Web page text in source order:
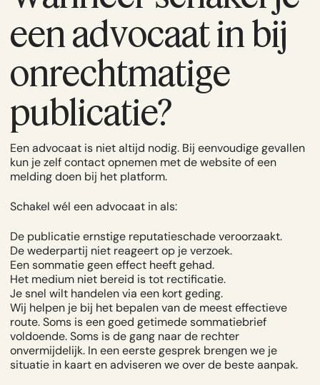
een advocaat in bij
onrechtmatige
publicatie?
Een advocaat is niet altijd nodig. Bij eenvoudige gevallen
kun je zelf contact opnemen met de website of een
melding doen bij het platform.
Schakel wél een advocaat in als:
De publicatie ernstige reputatieschade veroorzaakt.
De wederpartij niet reageert op je verzoek.
Een sommatie geen effect heeft gehad.
Het medium niet bereid is tot rectificatie.
Je snel wilt handelen via een kort geding.
Wij helpen je bij het bepalen van de meest effectieve
route. Soms is een goed getimede sommatiebrief
voldoende. Soms is de gang naar de rechter
onvermijdelijk. In een eerste gesprek brengen we je
situatie in kaart en adviseren we over de beste aanpak.